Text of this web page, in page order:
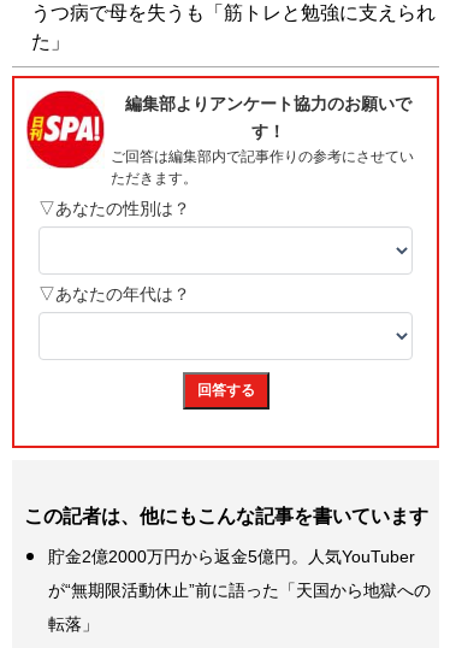
うつ病で母を失うも「筋トレと勉強に支えられ
た」
この記者は、他にもこんな記事を書いています
貯金2億2000万円から返金5億円。人気YouTuber
が“無期限活動休止”前に語った「天国から地獄への
転落」